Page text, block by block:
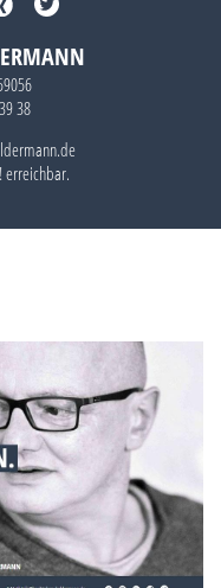
38
erreichbar.